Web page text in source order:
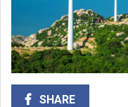
SHARE